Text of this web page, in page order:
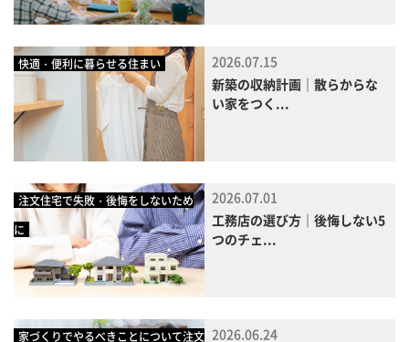
快適・便利に暮らせる住まい
2026.07.15
新築の収納計画｜散らからな
い家をつく...
注文住宅で失敗・後悔をしないため
に
2026.07.01
工務店の選び方｜後悔しない5
つのチェ...
家づくりでやるべきことについて注文 2026.06.24